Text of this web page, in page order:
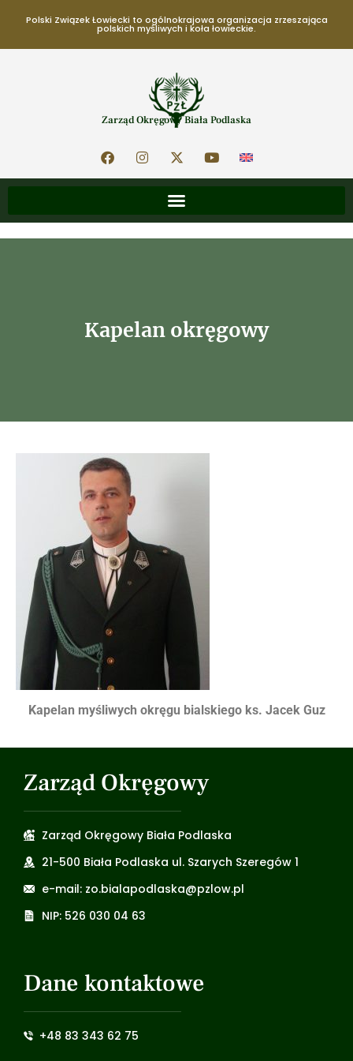
Polski Związek Łowiecki to ogólnokrajowa organizacja zrzeszająca
polskich myśliwych i koła łowieckie.
Zarząd Okręgowy Biała Podlaska
Kapelan okręgowy
Kapelan myśliwych okręgu bialskiego ks. Jacek Guz
Zarząd Okręgowy
Zarząd Okręgowy Biała Podlaska
21-500 Biała Podlaska ul. Szarych Szeregów 1
e-mail: zo.bialapodlaska@pzlow.pl
NIP: 526 030 04 63
Dane kontaktowe
+48 83 343 62 75